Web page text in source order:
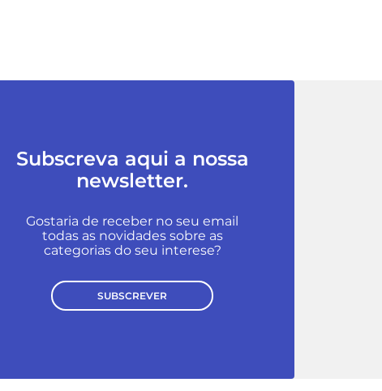
Subscreva aqui a nossa
newsletter.
Gostaria de receber no seu email
todas as novidades sobre as
categorias do seu interese?
SUBSCREVER